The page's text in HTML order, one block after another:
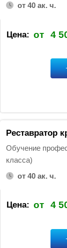
от 40 ак. ч.
Цена: от 4
Реставратор
Обучение
класса)
от 40 ак. ч.
Цена: от 4